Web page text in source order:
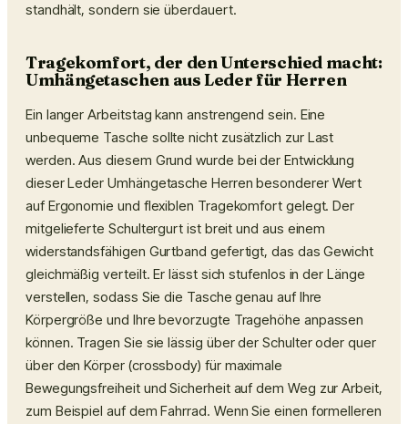
standhält, sondern sie überdauert.
Tragekomfort, der den Unterschied macht:
Umhängetaschen aus Leder für Herren
Ein langer Arbeitstag kann anstrengend sein. Eine
unbequeme Tasche sollte nicht zusätzlich zur Last
werden. Aus diesem Grund wurde bei der Entwicklung
dieser Leder Umhängetasche Herren besonderer Wert
auf Ergonomie und flexiblen Tragekomfort gelegt. Der
mitgelieferte Schultergurt ist breit und aus einem
widerstandsfähigen Gurtband gefertigt, das das Gewicht
gleichmäßig verteilt. Er lässt sich stufenlos in der Länge
verstellen, sodass Sie die Tasche genau auf Ihre
Körpergröße und Ihre bevorzugte Tragehöhe anpassen
können. Tragen Sie sie lässig über der Schulter oder quer
über den Körper (crossbody) für maximale
Bewegungsfreiheit und Sicherheit auf dem Weg zur Arbeit,
zum Beispiel auf dem Fahrrad. Wenn Sie einen formelleren